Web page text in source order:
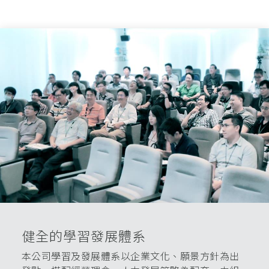
健全的學習發展體系
本公司學習及發展體系以企業文化、願景方針為出